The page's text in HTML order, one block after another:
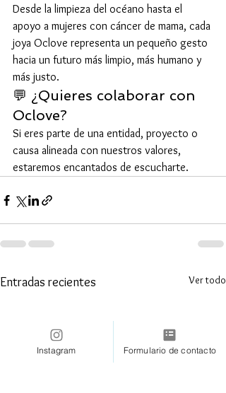
Desde la limpieza del océano hasta el
apoyo a mujeres con cáncer de mama, cada
joya Oclove representa un pequeño gesto
hacia un futuro más limpio, más humano y
más justo.
💬 ¿Quieres colaborar con
Oclove?
Si eres parte de una entidad, proyecto o
causa alineada con nuestros valores,
estaremos encantados de escucharte.
Entradas recientes Ver todo
Instagram Formulario de contacto